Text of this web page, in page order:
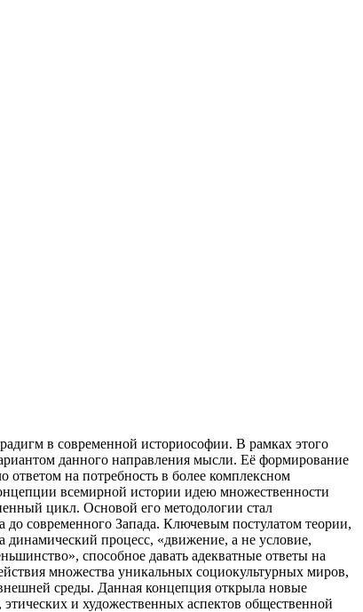
в современной историософии. В рамках этого
данного направления мысли. Её формирование
на потребность в более комплексном
всемирной истории идею множественности
цикл. Основой его методологии стал
современного Запада. Ключевым постулатом теории,
динамический процесс, «движение, а не условие,
способное давать адекватные ответы на
множества уникальных социокультурных миров,
внешней среды. Данная концепция открыла новые
и художественных аспектов общественной